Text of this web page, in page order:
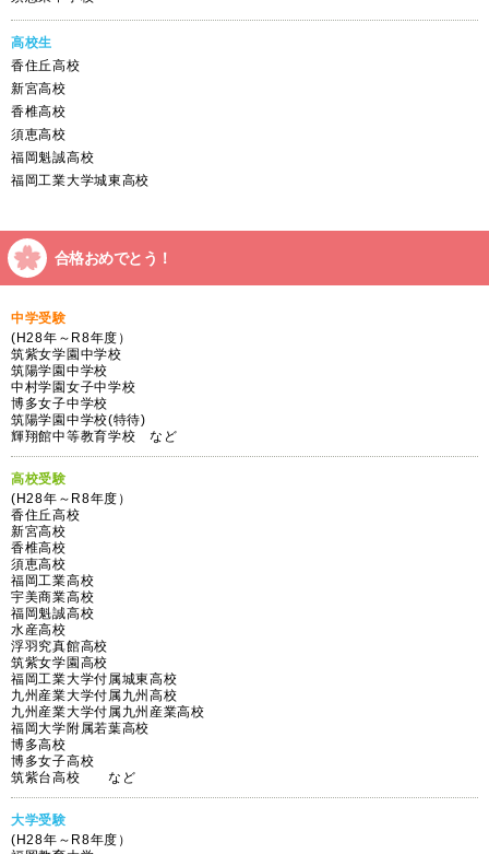
高校生
香住丘高校
新宮高校
香椎高校
須恵高校
福岡魁誠高校
福岡工業大学城東高校
合格おめでとう！
中学受験
(H28年～R8年度）
筑紫女学園中学校
筑陽学園中学校
中村学園女子中学校
博多女子中学校
筑陽学園中学校(特待)
輝翔館中等教育学校 など
高校受験
(H28年～R8年度）
香住丘高校
新宮高校
香椎高校
須恵高校
福岡工業高校
宇美商業高校
福岡魁誠高校
水産高校
浮羽究真館高校
筑紫女学園高校
福岡工業大学付属城東高校
九州産業大学付属九州高校
九州産業大学付属九州産業高校
福岡大学附属若葉高校
博多高校
博多女子高校
筑紫台高校 など
大学受験
(H28年～R8年度）